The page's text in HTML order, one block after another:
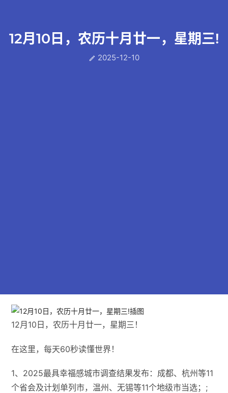
12月10日，农历十月廿一，星期三!
 2025-12-10
12月10日，农历十月廿一，星期三！
在这里，每天60秒读懂世界！
1、2025最具幸福感城市调查结果发布：成都、杭州等11
个省会及计划单列市，温州、无锡等11个地级市当选；;